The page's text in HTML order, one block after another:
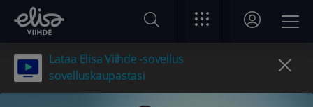
Lataa Elisa Viihde -sovellus
sovelluskaupastasi